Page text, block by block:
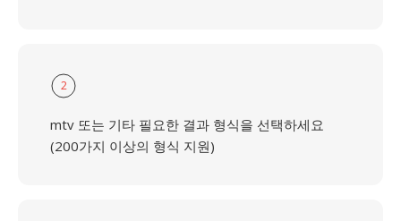
2
mtv 또는 기타 필요한 결과 형식을 선택하세요
(200가지 이상의 형식 지원)